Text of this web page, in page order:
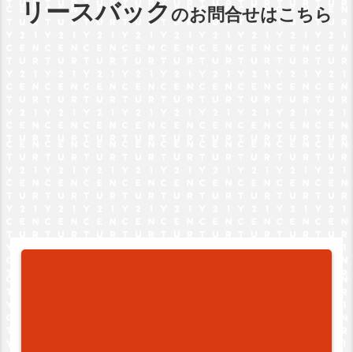
リースバック のお問合せはこちら